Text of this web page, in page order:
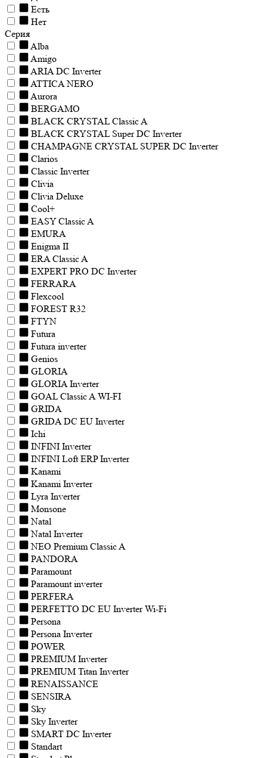
Есть
Нет
Серия
Alba
Amigo
ARIA DC Inverter
ATTICA NERO
Aurora
BERGAMO
BLACK CRYSTAL Classic A
BLACK CRYSTAL Super DC Inverter
CHAMPAGNE CRYSTAL SUPER DC Inverter
Clarios
Classic Inverter
Clivia
Clivia Deluxe
Cool+
EASY Classic A
EMURA
Enigma II
ERA Classic A
EXPERT PRO DC Inverter
FERRARA
Flexcool
FOREST R32
FTYN
Futura
Futura inverter
Genios
GLORIA
GLORIA Inverter
GOAL Classic A WI-FI
GRIDA
GRIDA DC EU Inverter
Ichi
INFINI Inverter
INFINI Loft ERP Inverter
Kanami
Kanami Inverter
Lyra Inverter
Monsone
Natal
Natal Inverter
NEO Premium Classic A
PANDORA
Paramount
Paramount inverter
PERFERA
PERFETTO DC EU Inverter Wi-Fi
Persona
Persona Inverter
POWER
PREMIUM Inverter
PREMIUM Titan Inverter
RENAISSANCE
SENSIRA
Sky
Sky Inverter
SMART DC Inverter
Standart